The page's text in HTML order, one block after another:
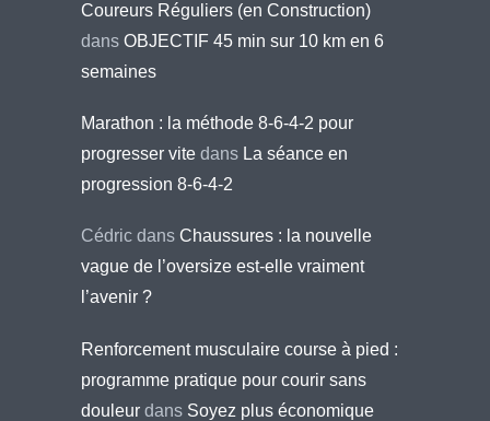
Coureurs Réguliers (en Construction)
dans OBJECTIF 45 min sur 10 km en 6
semaines
Marathon : la méthode 8-6-4-2 pour
progresser vite dans La séance en
progression 8-6-4-2
Cédric dans Chaussures : la nouvelle
vague de l’oversize est-elle vraiment
l’avenir ?
Renforcement musculaire course à pied :
programme pratique pour courir sans
douleur dans Soyez plus économique